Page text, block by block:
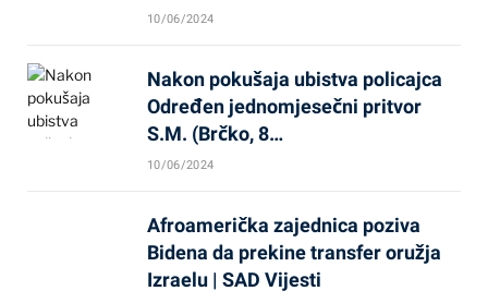
10/06/2024
Nakon pokušaja ubistva policajca
Određen jednomjesečni pritvor
S.M. (Brčko, 8…
10/06/2024
Afroamerička zajednica poziva
Bidena da prekine transfer oružja
Izraelu | SAD Vijesti